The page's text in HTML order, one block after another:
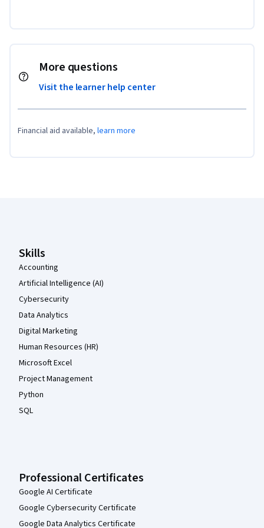
More questions
Visit the learner help center
Financial aid available, learn more
Skills
Accounting
Artificial Intelligence (AI)
Cybersecurity
Data Analytics
Digital Marketing
Human Resources (HR)
Microsoft Excel
Project Management
Python
SQL
Professional Certificates
Google AI Certificate
Google Cybersecurity Certificate
Google Data Analytics Certificate